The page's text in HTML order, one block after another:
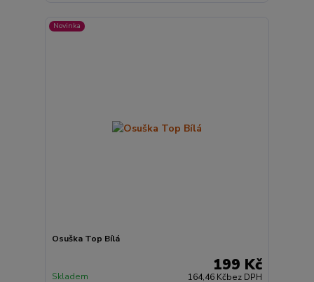
Novinka
Osuška Top Bílá
199 Kč
164,46 Kčbez DPH
Skladem